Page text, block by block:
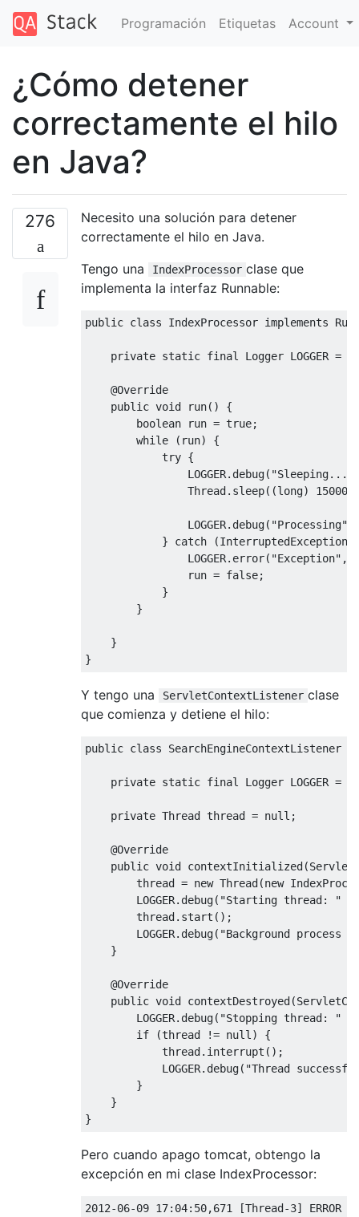
Programación Etiquetas Account
¿Cómo detener
correctamente el hilo
en Java?
276
Necesito una solución para detener
correctamente el hilo en Java.
Tengo una
IndexProcessor clase que
implementa la interfaz Runnable:
public class IndexProcessor implements
private static final Logger LOGGER =
@Override
public void run()
{
boolean run = true;
while
( run)
{
try {
                LOGGER
. debug( "Sleeping..."
Thread. sleep((long) 15000
                LOGGER
. debug( "Processing"
}
catch (InterruptedException
                LOGGER
. error( "Exception" ,
                run
= false;
}
}
}
}
Y tengo una ServletContextListener clase
que comienza y detiene el hilo:
public class SearchEngineContextListener
private static final Logger LOGGER =
private Thread thread = null ;
@Override
public void contextInitialized(
        thread
= new Thread(new
        LOGGER
. debug( "Starting thread: "
        thread
. start ();
        LOGGER
. debug( "Background process
}
@Override
public void contextDestroyed(
        LOGGER
. debug( "Stopping thread: "
if
(thread != null )
{
            thread
. interrupt ();
            LOGGER
. debug( "Thread
}
}
}
Pero cuando apago tomcat, obtengo la
excepción en mi clase IndexProcessor:
2012-06-09 17: 04: 50,671 [Thread-3] ERROR